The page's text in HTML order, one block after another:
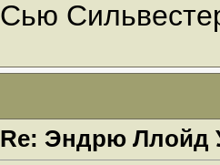
Сью
Re: Эндрю Ллойд